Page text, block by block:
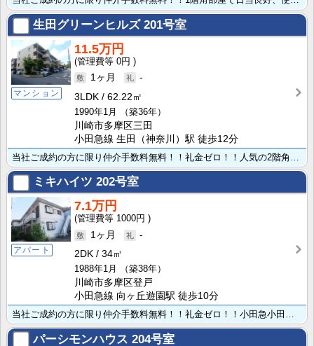
生田グリーンヒルズ 201号室
マンション
11.5万円
0円
1ヶ月
-
3LDK
62.22㎡
1990年1月
（築36年）
川崎市多摩区三田
小田急線 生田（神奈川）駅 徒歩12分
ミキハイツ 202号室
アパート
7.1万円
1000円
1ヶ月
-
2DK
34㎡
1988年1月
（築38年）
川崎市多摩区登戸
小田急線 向ヶ丘遊園駅 徒歩10分
パーシモンハウス 204号室